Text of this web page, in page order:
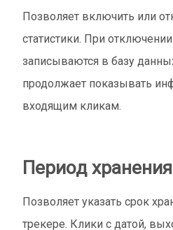
Позволяет включить или
статистики. При
записываются в базу
продолжает показывать
входящим кликам.
Период
Позволяет указать срок
трекере. Клики с датой,